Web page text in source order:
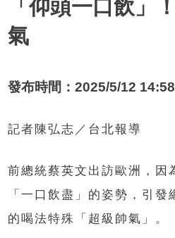
「仰頭一口飲」
氣
發布時間：2025/5/12 14:58
記者陳弘志／台北報導
前總統蔡英文出訪歐洲，因
「一口飲盡」的姿勢，引
的喝法特殊「超級帥氣」。